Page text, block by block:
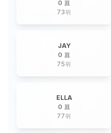
0 표
73위
JAY
0 표
75위
ELLA
0 표
77위